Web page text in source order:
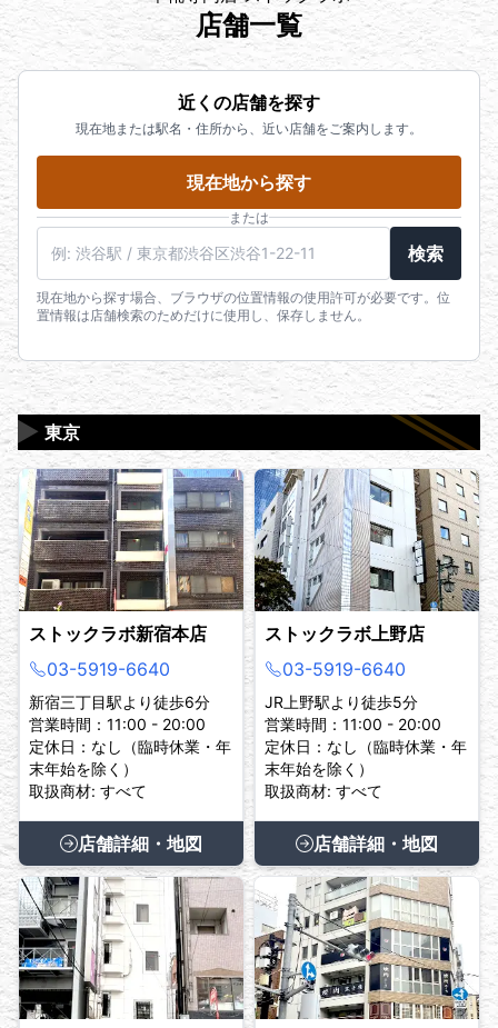
店舗一覧
近くの店舗を探す
現在地または駅名・住所から、近い店舗をご案内します。
現在地から探す
または
検索
現在地から探す場合、ブラウザの位置情報の使用許可が必要です。位
置情報は店舗検索のためだけに使用し、保存しません。
東京
▶
ストックラボ新宿本店
03-5919-6640
新宿三丁目駅より徒歩6分
営業時間：11:00 - 20:00
定休日：なし（臨時休業・年
末年始を除く）
取扱商材: すべて
店舗詳細・地図
ストックラボ上野店
03-5919-6640
JR上野駅より徒歩5分
営業時間：11:00 - 20:00
定休日：なし（臨時休業・年
末年始を除く）
取扱商材: すべて
店舗詳細・地図